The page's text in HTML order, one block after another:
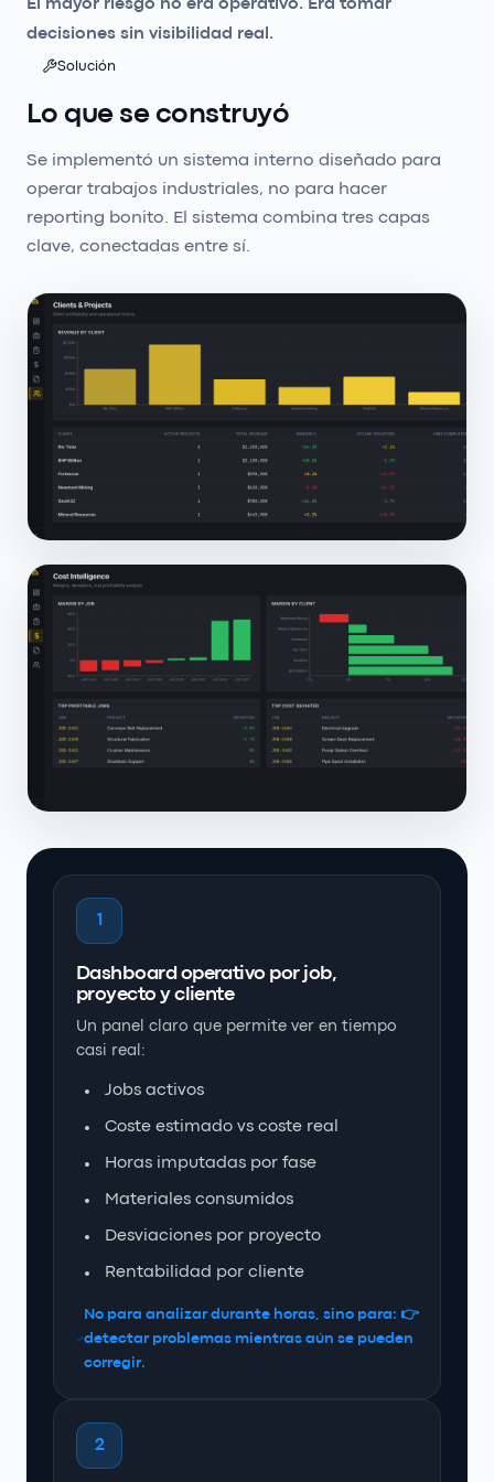
El mayor riesgo no era operativo. Era tomar
decisiones sin visibilidad real.
Solución
Lo que se construyó
Se implementó un sistema interno diseñado para
operar trabajos industriales, no para hacer
reporting bonito. El sistema combina tres capas
clave, conectadas entre sí.
1
Dashboard operativo por job,
proyecto y cliente
Un panel claro que permite ver en tiempo
casi real:
Jobs activos
Coste estimado vs coste real
Horas imputadas por fase
Materiales consumidos
Desviaciones por proyecto
Rentabilidad por cliente
No para analizar durante horas, sino para: 👉
detectar problemas mientras aún se pueden
corregir.
2